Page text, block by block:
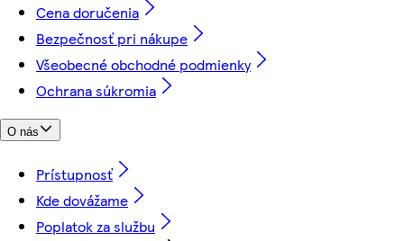
Cena doručenia
Bezpečnosť pri nákupe
Všeobecné obchodné podmienky
Ochrana súkromia
O nás
Prístupnosť
Kde dovážame
Poplatok za službu